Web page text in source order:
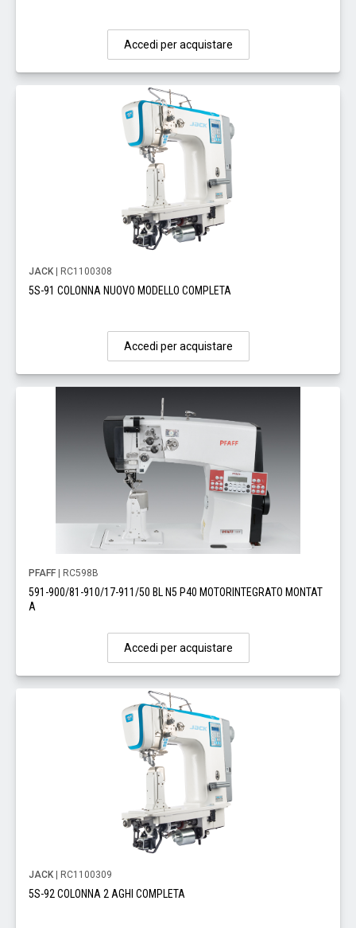
Accedi per acquistare
JACK | RC1100308
5S-91 COLONNA NUOVO MODELLO COMPLETA
Accedi per acquistare
PFAFF | RC598B
591-900/81-910/17-911/50 BL N5 P40 MOTORINTEGRATO MONTAT
A
Accedi per acquistare
JACK | RC1100309
5S-92 COLONNA 2 AGHI COMPLETA